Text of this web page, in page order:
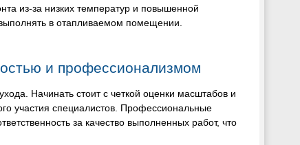
из-за низких температур и повышенной
в отапливаемом помещении.
и профессионализмом
Начинать стоит с четкой оценки масштабов и
участия специалистов. Профессиональные
за качество выполненных работ, что